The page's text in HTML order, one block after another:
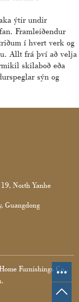
ýtir undir
Framleiðendur
í hvert verk og
Allt frá því að velja
skilaboð eða
sýn og
North Yanhe
Guangdong
Furnishings Co.,